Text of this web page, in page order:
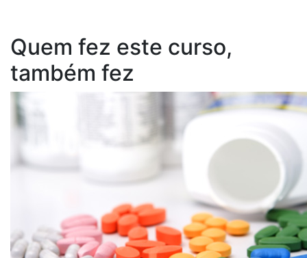
Quem fez este curso,
também fez